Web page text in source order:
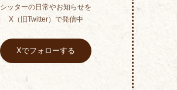
シッターの日常やお知らせを
X（旧Twitter）で発信中
Xでフォローする